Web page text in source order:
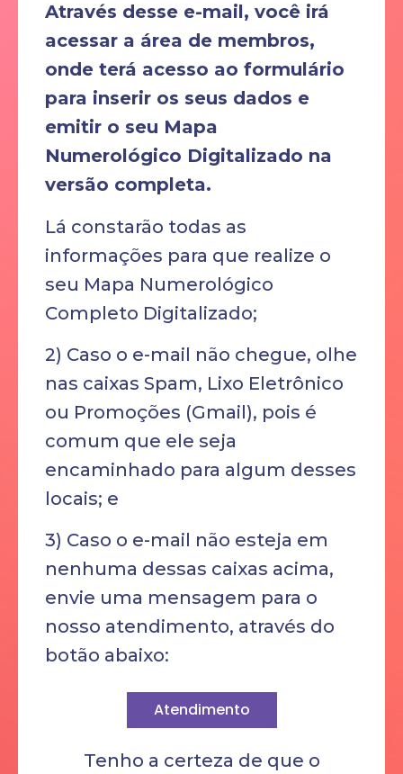
Através desse e-mail, você irá
acessar a área de membros,
onde terá acesso ao formulário
para inserir os seus dados e
emitir o seu Mapa
Numerológico Digitalizado na
versão completa.
Lá constarão todas as
informações para que realize o
seu Mapa Numerológico
Completo Digitalizado;
2) Caso o e-mail não chegue, olhe
nas caixas Spam, Lixo Eletrônico
ou Promoções (Gmail), pois é
comum que ele seja
encaminhado para algum desses
locais; e
3) Caso o e-mail não esteja em
nenhuma dessas caixas acima,
envie uma mensagem para o
nosso atendimento, através do
botão abaixo:
Atendimento
Tenho a certeza de que o